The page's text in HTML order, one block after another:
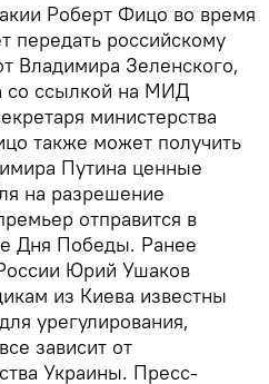
Роберт Фицо во время
передать российскому
Владимира Зеленского,
со ссылкой на МИД
министерства
также может получить
Путина ценные
на разрешение
отправится в
Дня Победы. Ранее
Юрий Ушаков
из Киева известны
урегулирования,
зависит от
Украины. Пресс-